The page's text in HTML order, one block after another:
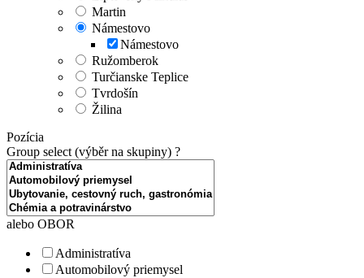
Martin
Námestovo
Námestovo
Ružomberok
Turčianske Teplice
Tvrdošín
Žilina
Pozícia
Group select (výběr na skupiny) ?
alebo OBOR
Administratíva
Automobilový priemysel